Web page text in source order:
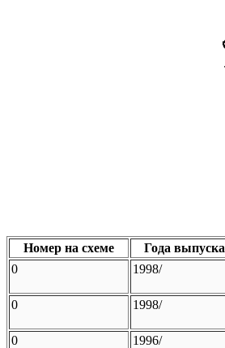
Номер на схеме Года выпуска
0
1998/
0 1998/
0 1996/